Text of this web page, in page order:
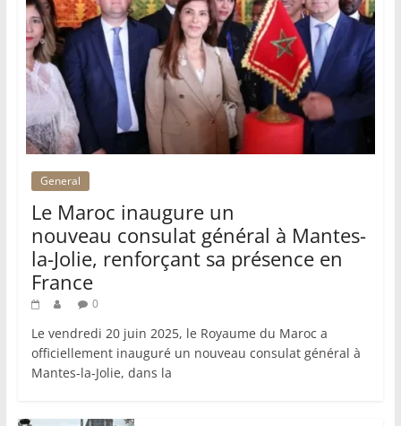
General
Le Maroc inaugure un
nouveau consulat général à Mantes-
la-Jolie, renforçant sa présence en
France
0
Le vendredi 20 juin 2025, le Royaume du Maroc a
officiellement inauguré un nouveau consulat général à
Mantes-la-Jolie, dans la